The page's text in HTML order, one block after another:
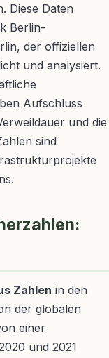
Diese Daten
Berlin-
der offiziellen
und analysiert.
Aufschluss
und die
sind
Zahlen in den
der globalen
einer
und 2021